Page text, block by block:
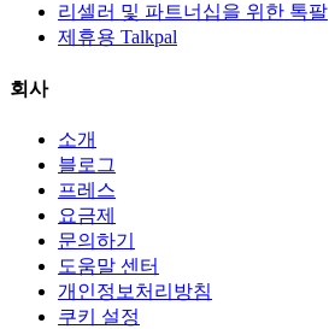
리셀러 및 파트너십을 위한 톡팔
제휴용 Talkpal
회사
소개
블로그
프레스
요금제
문의하기
도움말 센터
개인정보처리방침
쿠키 설정